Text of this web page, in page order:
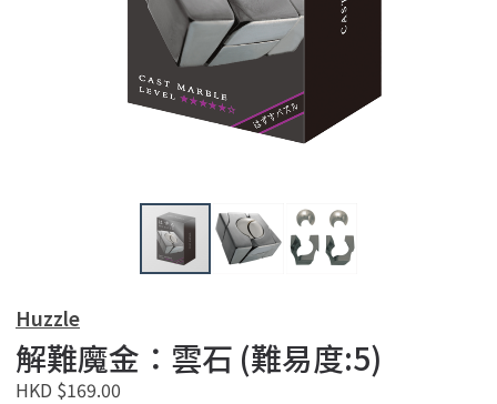
Huzzle
解難魔金：雲石 (難易度:5)
HKD $169.00